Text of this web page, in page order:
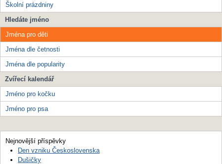
Školní prázdniny
Hledáte jméno
Jména pro děti
Jména dle četnosti
Jména dle popularity
Zvířecí kalendář
Jméno pro kočku
Jméno pro psa
Nejnovější příspěvky
Den vzniku Československa
Dušičky